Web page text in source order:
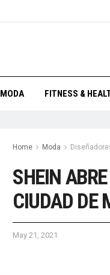
MODA FITNESS &
Home Moda
SHEIN
CIUDAD DE
May 21, 2021